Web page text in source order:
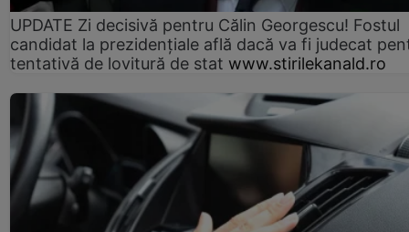
UPDATE Zi decisivă pentru Călin Georgescu! Fostul
candidat la prezidențiale află dacă va fi judecat
tentativă de lovitură de stat www.stirilekanald.ro